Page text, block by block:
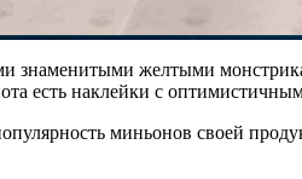
знаменитыми желтыми
есть наклейки с
миньонов своей